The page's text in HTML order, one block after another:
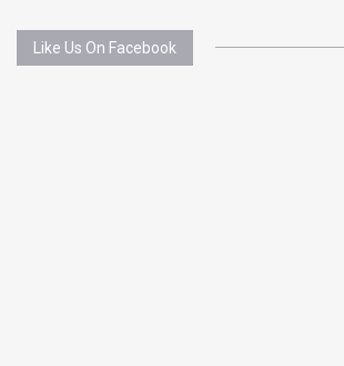
Like Us On Facebook